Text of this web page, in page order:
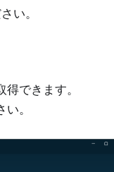
い。
できます。
。